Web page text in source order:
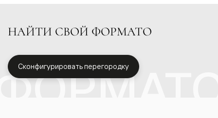
НАЙТИ СВОЙ ФОРМАТО
Сконфигурировать перегородку